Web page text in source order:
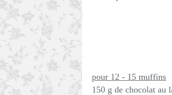
pour 12 - 15 muffins
150 g de chocolat au